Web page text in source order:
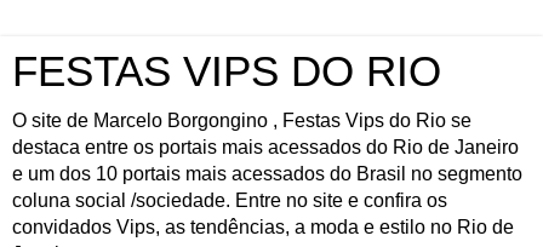
FESTAS VIPS DO RIO
O site de Marcelo Borgongino , Festas Vips do Rio se
destaca entre os portais mais acessados do Rio de Janeiro
e um dos 10 portais mais acessados do Brasil no segmento
coluna social /sociedade. Entre no site e confira os
convidados Vips, as tendências, a moda e estilo no Rio de